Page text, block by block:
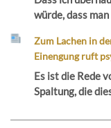
würde, dass
Zum Lachen in
Einengung ruft
Es ist die Rede
Spaltung, die